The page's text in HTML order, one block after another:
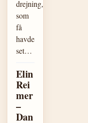
drejning,
som
få
havde
set…
Elin
Rei
mer
–
Dan